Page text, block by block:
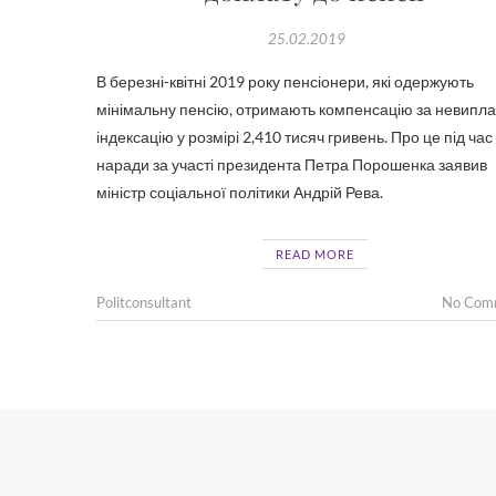
25.02.2019
В березні-квітні 2019 року пенсіонери, які одержують
мінімальну пенсію, отримають компенсацію за
індексацію у розмірі 2,410 тисяч гривень. Про це під час
наради за участі президента Петра Порошенка заявив
міністр соціальної політики Андрій Рева.
READ MORE
Politconsultant No